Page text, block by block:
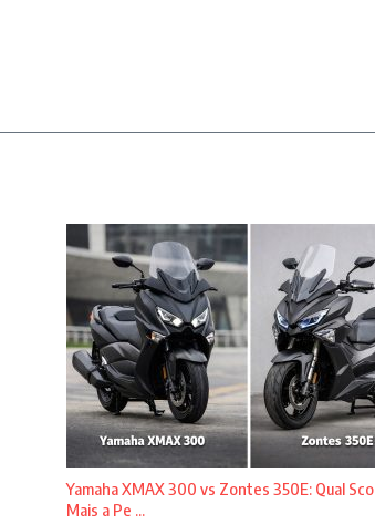
Yamaha XMAX 300 vs Zontes 350E: Qual
Mais a Pe ...